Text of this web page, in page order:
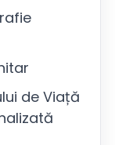
de Viață